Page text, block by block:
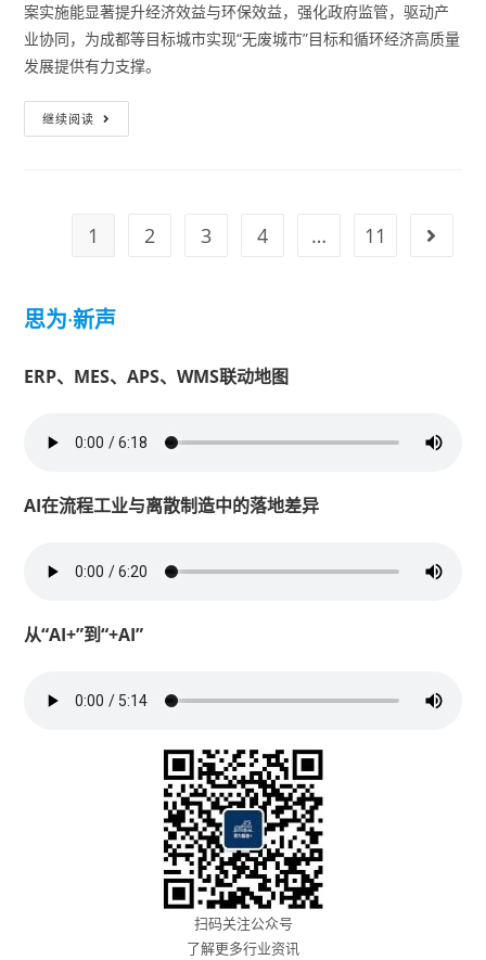
案实施能显著提升经济效益与环保效益，强化政府监管，驱动产
业协同，为成都等目标城市实现“无废城市”目标和循环经济高质量
发展提供有力支撑。
继续阅读
1 2 3 4 … 11
思为·新声
ERP、MES、APS、WMS联动地图
AI在流程工业与离散制造中的落地差异
从“AI+”到“+AI”
扫码关注公众号
了解更多行业资讯